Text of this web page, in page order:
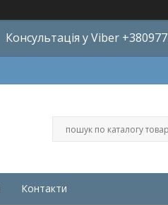
Консультація у Viber
Контакти